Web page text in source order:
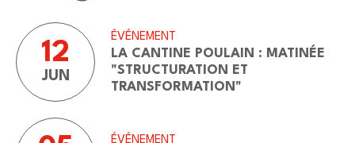
12
JUN
ÉVÉNEMENT
LA CANTINE POULAIN : MATINÉE
"STRUCTURATION ET
TRANSFORMATION"
ÉVÉNEMENT